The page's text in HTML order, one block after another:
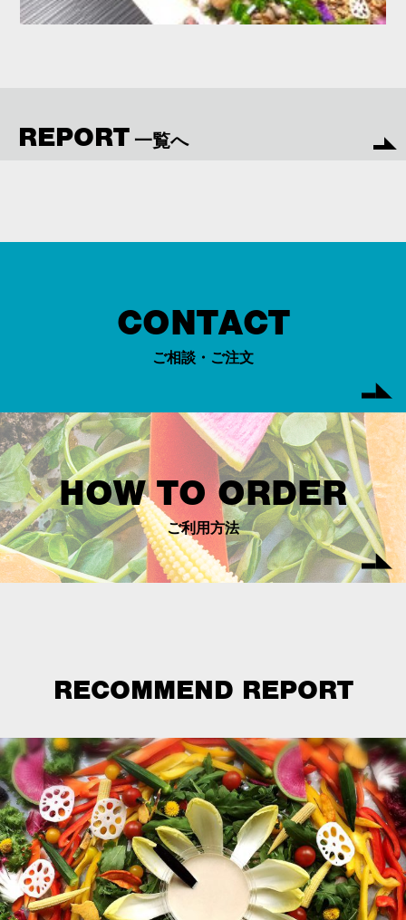
REPORT 一覧へ
CONTACT
ご相談・ご注文
HOW TO ORDER
ご利用方法
RECOMMEND REPORT